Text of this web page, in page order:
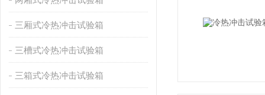
三厢式冷热冲击试验箱
三槽式冷热冲击试验箱
三箱式冷热冲击试验箱